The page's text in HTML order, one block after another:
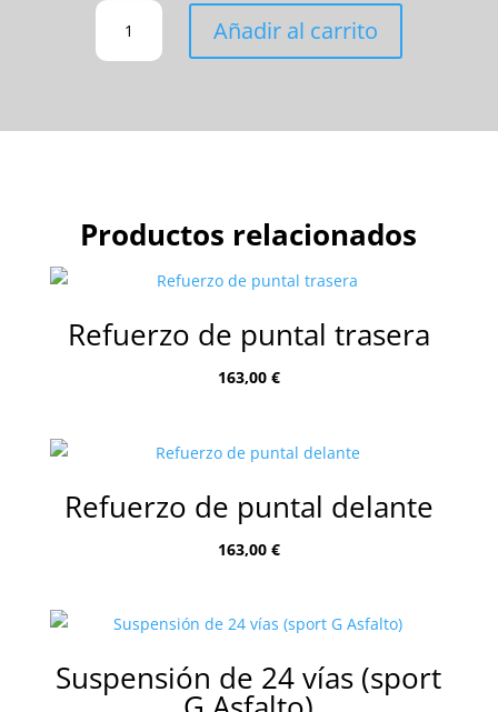
AUTOBLOCANTE
TIPO-
MZ
Añadir al carrito
Productos relacionados
Refuerzo de puntal trasera
163,00 €
Refuerzo de puntal delante
163,00 €
Suspensión de 24 vías (sport